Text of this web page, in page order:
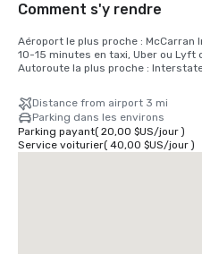
Comment s'y rendre
Aéroport le plus proche : McCarran
10-15 minutes en taxi, Uber ou Lyft
Autoroute la plus proche :
Distance from airport 3 mi
Parking dans les environs
Parking payant( 20,00 $US/jour)
Service voiturier( 40,00 $US/jour)